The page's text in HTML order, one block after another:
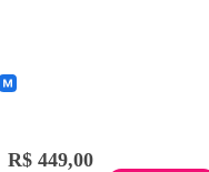
R$ 449,00